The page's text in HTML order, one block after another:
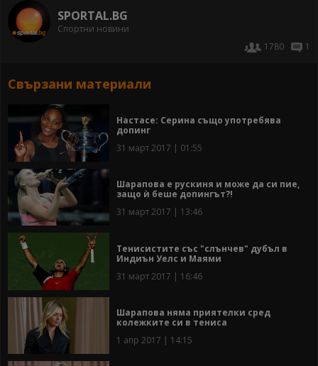
SPORTAL.BG
Спортни новини
1780
1
Свързани материали
Настасе: Серина също употребява
допинг
31 март 2017 | 01:55
Шарапова е рускиня и може да си пие,
защо ѝ беше допингът?!
31 март 2017 | 13:46
Тенисистите със "слънчев" дубъл в
Индиън Уелс и Маями
31 март 2017 | 16:46
Шарапова няма приятелки сред
колежките си в тениса
1 апр 2017 | 14:15